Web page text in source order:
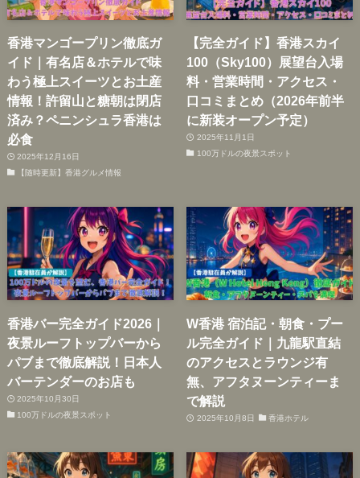
香港マンゴープリン徹底ガ
イド｜有名店＆ホテルで味
わう極上スイーツとお土産
情報！許留山と糖朝は閉店
済み？ペニンシュラ香港は
必食
2025年12月16日
【随時更新】香港グルメ情報
【完全ガイド】香港スカイ
100（Sky100）展望台入場
料・営業時間・アクセス・
口コミまとめ（2026年前半
に新装オープン予定）
2025年11月1日
100万ドルの夜景スポット
香港バー完全ガイド2026｜
夜景ルーフトップバーから
パブまで徹底解説！日本人
バーテンダーのお店も
2025年10月30日
100万ドルの夜景スポット
W香港 宿泊記・朝食・プー
ル完全ガイド｜九龍駅直結
のアクセスとラウンジ有
無、アフタヌーンティーま
で解説
2025年10月8日 香港ホテル